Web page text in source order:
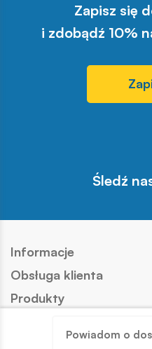
Powiadom o
Zapisz się
i zdobądź 10%
Śledź
Informacje
Obsługa klienta
Produkty